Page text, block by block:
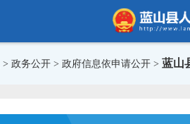
> 政务公开 > 政府信息依申请公开 > 蓝山